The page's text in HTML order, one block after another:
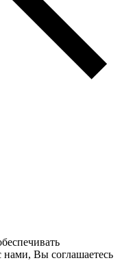
нами, Вы соглашаетесь